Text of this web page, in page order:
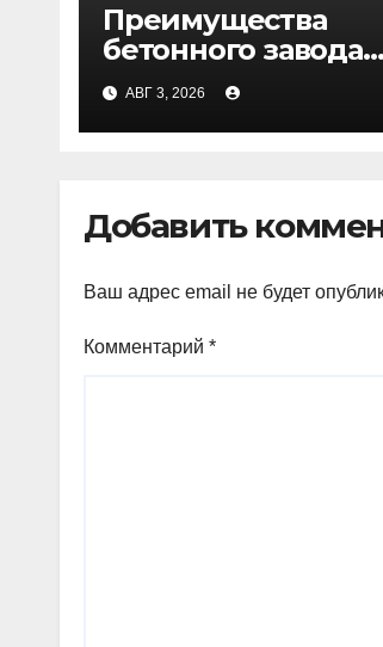
Преимущества
бетонного завода
ПКФ «Тибет» в
Волгограде и
Волжском
АВГ 3, 2026
Добавить
Ваш адрес email не будет
Комментарий *